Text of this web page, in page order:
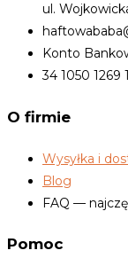
ul.
Konto
34 1050
O firmie
Wysyłka i
Blog
FAQ —
Pomoc